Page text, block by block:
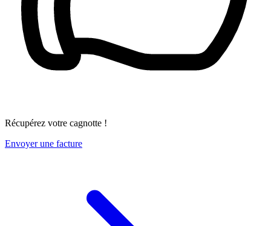
Récupérez votre cagnotte !
Envoyer une facture